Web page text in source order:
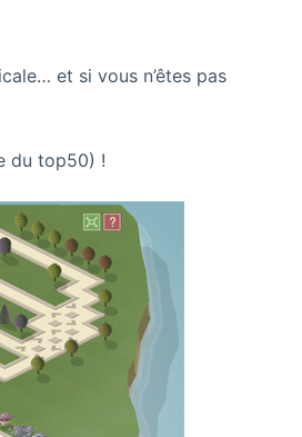
et si vous n’êtes pas
du top50) !